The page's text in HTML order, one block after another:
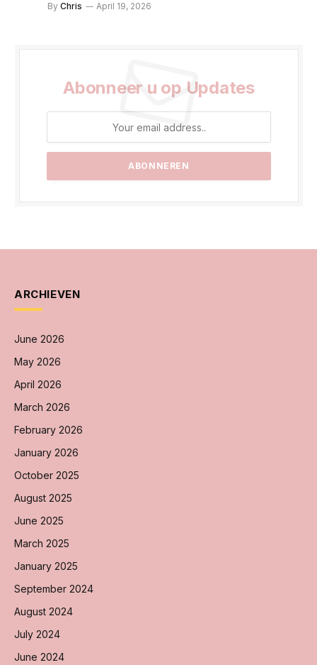
By Chris April 19, 2026
Abonneer u op Updates
ARCHIEVEN
June 2026
May 2026
April 2026
March 2026
February 2026
January 2026
October 2025
August 2025
June 2025
March 2025
January 2025
September 2024
August 2024
July 2024
June 2024